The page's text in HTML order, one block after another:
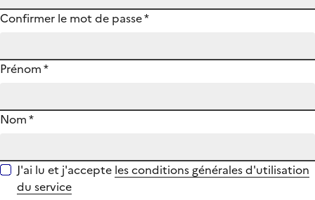
Confirmer le mot de passe*
Prénom*
Nom*
J'ai lu et j'accepte les conditions générales d'utilisation
du service